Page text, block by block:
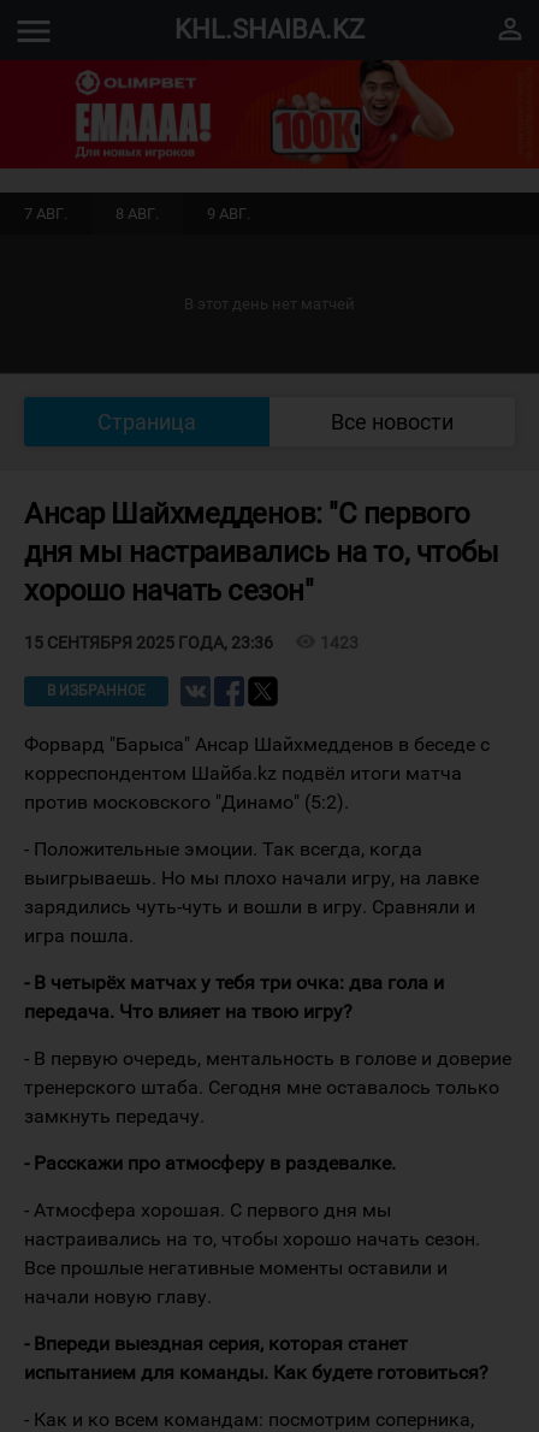
menu KHL.SHAIBA.KZ perm_identity
7 АВГ. 8 АВГ. 9 АВГ.
В этот день нет матчей
Страница Все новости
Ансар Шайхмедденов: "С первого
дня мы настраивались на то, чтобы
хорошо начать сезон"
15 СЕНТЯБРЯ 2025 ГОДА, 23:36 1423
В ИЗБРАННОЕ
Форвард "Барыса" Ансар Шайхмедденов в беседе с
корреспондентом Шайба.kz подвёл итоги матча
против московского "Динамо" (5:2).
- Положительные эмоции. Так всегда, когда
выигрываешь. Но мы плохо начали игру, на лавке
зарядились чуть-чуть и вошли в игру. Сравняли и
игра пошла.
- В четырёх матчах у тебя три очка: два гола и
передача. Что влияет на твою игру?
- В первую очередь, ментальность в голове и доверие
тренерского штаба. Сегодня мне оставалось только
замкнуть передачу.
- Расскажи про атмосферу в раздевалке.
- Атмосфера хорошая. С первого дня мы
настраивались на то, чтобы хорошо начать сезон.
Все прошлые негативные моменты оставили и
начали новую главу.
- Впереди выездная серия, которая станет
испытанием для команды. Как будете готовиться?
- Как и ко всем командам: посмотрим соперника,